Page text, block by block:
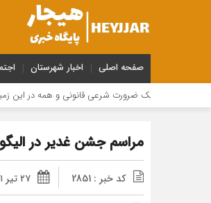
صفحه اصلی اخبار شهرستان
حجاب یک ضرورت شرعی قانونی و همه در این زمینه
مراسم جشن غدیر در
کد خبر : 2851 ۲۷ تیر ۱۴۰۱ - ۲۳:۱۰